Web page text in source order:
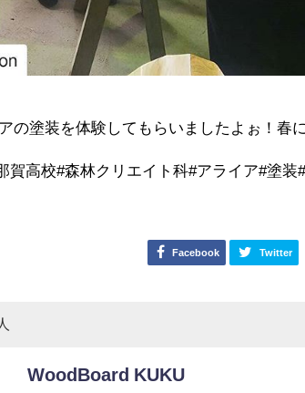
の塗装を体験してもらいましたよぉ！春
賀高校#森林クリエイト科#アライア#塗
Facebook Twitter
WoodBoard KUKU